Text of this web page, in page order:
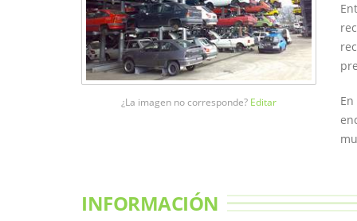
¿La imagen no corresponde? Editar
INFORMACIÓN